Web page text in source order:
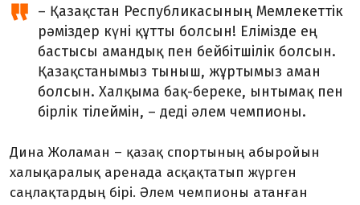
– Қазақстан Республикасының Мемлекеттік
рәміздер күні құтты болсын! Елімізде ең
бастысы амандық пен бейбітшілік болсын.
Қазақстанымыз тыныш, жұртымыз аман
болсын. Халқыма бақ-береке, ынтымақ пен
бірлік тілеймін, – деді әлем чемпионы.
Дина Жоламан – қазақ спортының абыройын
халықаралық аренада асқақтатып жүрген
саңлақтардың бірі. Әлем чемпионы атанған